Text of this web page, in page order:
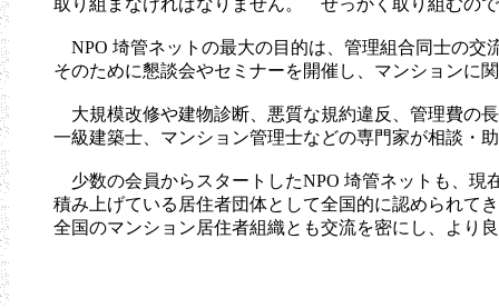
取り組まなければなりません。 せっかく取り組むの
NPO 埼管ネットの最大の目的は、管理組合同士の交
そのために懇談会やセミナーを開催し、マンションに
大規模改修や建物診断、悪質な規約違反、管理費の
一級建築士、マンション管理士などの専門家が相談・
少数の会員からスタートしたNPO 埼管ネットも、現
積み上げている居住者団体として全国的に認められて
全国のマンション居住者組織とも交流を密にし、より